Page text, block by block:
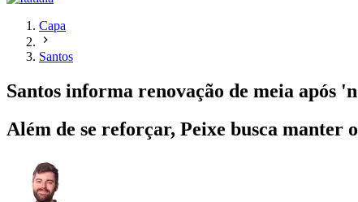
Capa
Santos
Santos informa renovação de meia após
Além de se reforçar, Peixe busca manter